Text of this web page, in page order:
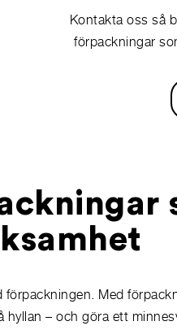
Kontakta oss så
förpackningar
Med
– och göra ett